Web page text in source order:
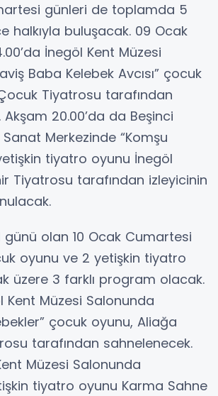
günleri de toplamda 5
halkıyla buluşacak. 09 Ocak
İnegöl Kent Müzesi
Baba Kelebek Avcısı” çocuk
Tiyatrosu tarafından
20.00’da da Beşinci
Merkezinde “Komşu
tiyatro oyunu İnegöl
Tiyatrosu tarafından izleyicinin
günü olan 10 Ocak Cumartesi
oyunu ve 2 yetişkin tiyatro
üzere 3 farklı program olacak.
Kent Müzesi Salonunda
çocuk oyunu, Aliağa
tarafından sahnelenecek.
Müzesi Salonunda
tiyatro oyunu Karma Sahne